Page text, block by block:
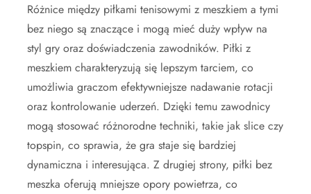
Różnice między piłkami tenisowymi z meszkiem a tymi
bez niego są znaczące i mogą mieć duży wpływ na
styl gry oraz doświadczenia zawodników. Piłki z
meszkiem charakteryzują się lepszym tarciem, co
umożliwia graczom efektywniejsze nadawanie rotacji
oraz kontrolowanie uderzeń. Dzięki temu zawodnicy
mogą stosować różnorodne techniki, takie jak slice czy
topspin, co sprawia, że gra staje się bardziej
dynamiczna i interesująca. Z drugiej strony, piłki bez
meszka oferują mniejsze opory powietrza, co